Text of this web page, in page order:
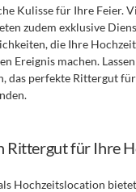
Kulisse für Ihre Feier.
zudem exklusive
die Ihre
Ereignis machen.
das perfekte Rittergut
Rittergut für Ihre
Hochzeitslocation